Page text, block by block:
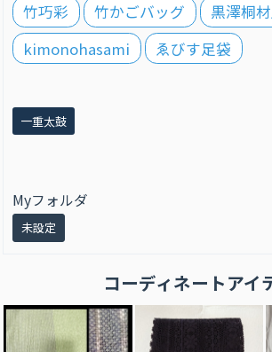
竹巧彩
竹かごバッグ
黒澤桐
kimonohasami
ゑびす足袋
一重太鼓
Myフォルダ
未設定
コーディネートアイ